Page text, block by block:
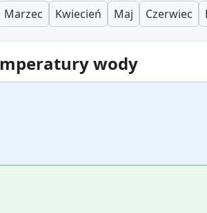
Marzec Kwiecień Maj Czerwiec
wody